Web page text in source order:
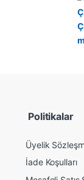
Politikalar
Üyelik
İade Koşulları